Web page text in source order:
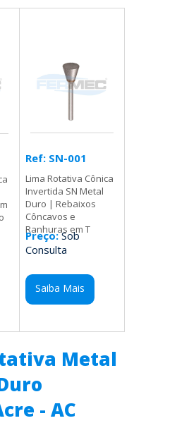
Ref: SN-001
Lima Rotativa Cônica
Invertida SN Metal
Duro | Rebaixos
Côncavos e
Ranhuras em T
Preço:Sob
Consulta
Saiba Mais
Metal
- AC